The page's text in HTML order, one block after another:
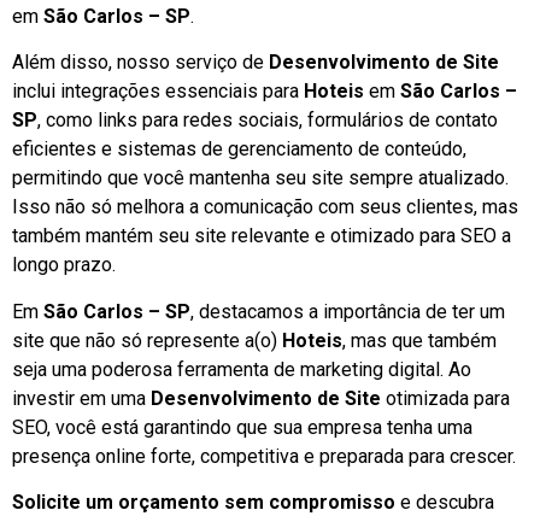
em São Carlos – SP.
Além disso, nosso serviço de Desenvolvimento de Site
inclui integrações essenciais para Hoteis em São Carlos –
SP, como links para redes sociais, formulários de contato
eficientes e sistemas de gerenciamento de conteúdo,
permitindo que você mantenha seu site sempre atualizado.
Isso não só melhora a comunicação com seus clientes, mas
também mantém seu site relevante e otimizado para SEO a
longo prazo.
Em São Carlos – SP, destacamos a importância de ter um
site que não só represente a(o) Hoteis, mas que também
seja uma poderosa ferramenta de marketing digital. Ao
investir em uma Desenvolvimento de Site otimizada para
SEO, você está garantindo que sua empresa tenha uma
presença online forte, competitiva e preparada para crescer.
Solicite um orçamento sem compromisso e descubra